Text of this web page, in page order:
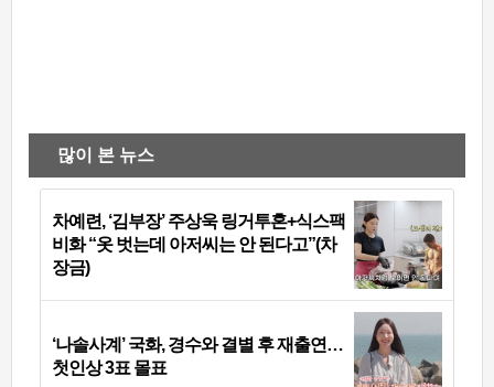
많이 본 뉴스
차예련, ‘김부장’ 주상욱 링거투혼+식스팩
비화 “옷 벗는데 아저씨는 안 된다고”(차
장금)
‘나솔사계’ 국화, 경수와 결별 후 재출연…
첫인상 3표 몰표